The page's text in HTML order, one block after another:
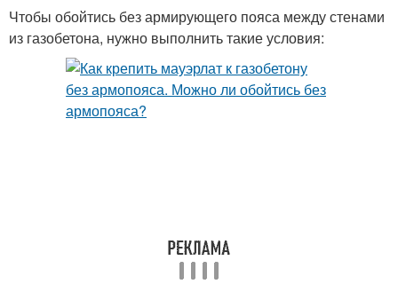
Чтобы обойтись без армирующего пояса между стенами
из газобетона, нужно выполнить такие условия: